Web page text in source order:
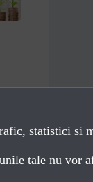
statistici si
tale nu vor